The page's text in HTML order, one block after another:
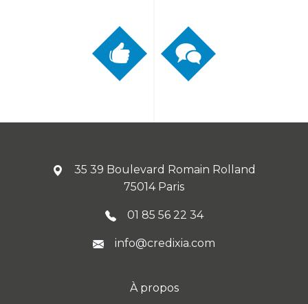
35 39 Boulevard Romain Rolland
75014 Paris
01 85 56 22 34
info@credixia.com
À propos